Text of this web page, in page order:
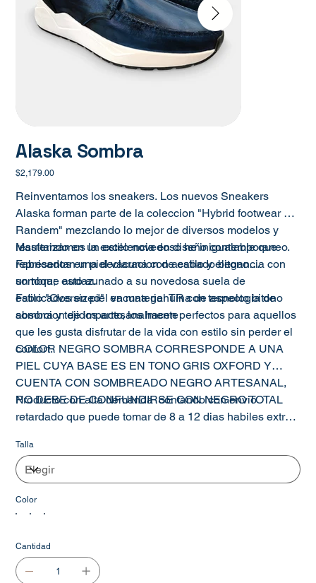
Alaska Sombra
Precio
$2,179.00
Reinventamos los sneakers. Los nuevos Sneakers
Alaska forman parte de la coleccion "Hybrid footwear x
Randem" mezclando lo mejor de diversos modelos y
resultando en un estilo novedoso he inigualable que
representan una declaracion de estilo y elegancia con
un toque audaz.
Masterizamos la excelencia en diseño contemporaneo.
Fabricados en piel vacuna con acabado bitono
sombra; esto aunado a su novedosa suela de
estilo "Oversized" en material TR con tecnologia de
absorcion de impacto, los hacen perfectos para aquellos
que les gusta disfrutar de la vida con estilo sin perder el
confort.
Fabricados en piel vacuna genuina de aspecto bitono
sombra y tejidos artesanalmente
COLOR NEGRO SOMBRA CORRESPONDE A UNA
PIEL CUYA BASE ES EN TONO GRIS OXFORD Y
CUENTA CON SOMBREADO NEGRO ARTESANAL,
NO DEBE DE CONFUNDIRSE CON NEGRO TOTAL
Producto con alta demanda contando con envio
retardado que puede tomar de 8 a 12 dias habiles extras
Talla
Color
Cantidad